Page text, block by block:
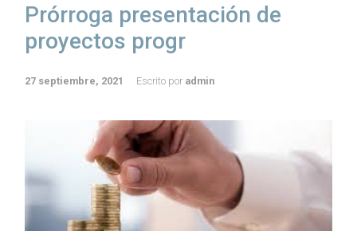
Prórroga presentación de
proyectos progr
27 septiembre, 2021 Escrito por admin